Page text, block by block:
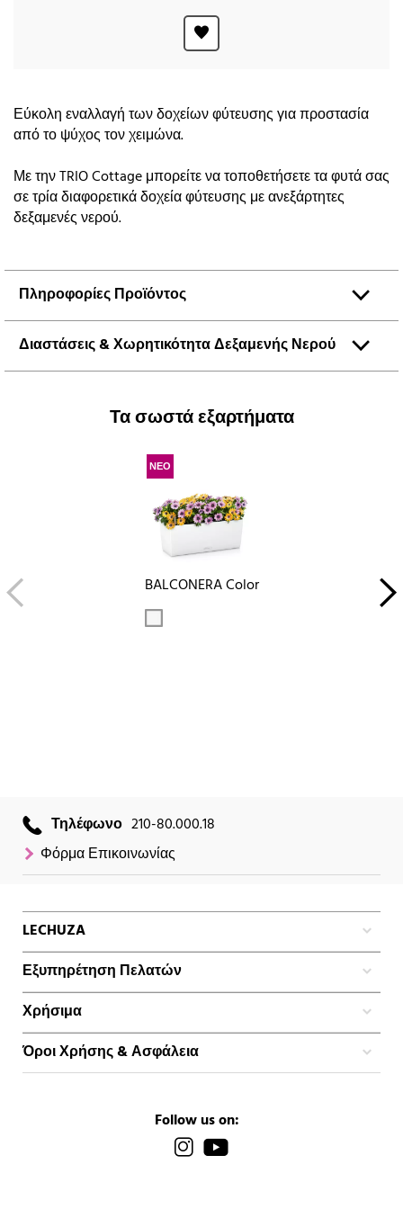
Εύκολη εναλλαγή των δοχείων φύτευσης για προστασία
από το ψύχος τον χειμώνα.
Με την TRIO Cottage μπορείτε να τοποθετήσετε τα φυτά σας
σε τρία διαφορετικά δοχεία φύτευσης με ανεξάρτητες
δεξαμενές νερού.
Πληροφορίες Προϊόντος
Διαστάσεις & Χωρητικότητα Δεξαμενής Νερού
Τα σωστά εξαρτήματα
ΝΕΟ
BALCONERA Color
Τηλέφωνο 210-80.000.18
Φόρμα Επικοινωνίας
LECHUZA
Εξυπηρέτηση Πελατών
Χρήσιμα
Όροι Χρήσης & Ασφάλεια
Follow us on: